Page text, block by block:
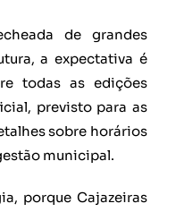
de grandes
a expectativa é
todas as edições
previsto para as
sobre horários
municipal.
porque Cajazeiras